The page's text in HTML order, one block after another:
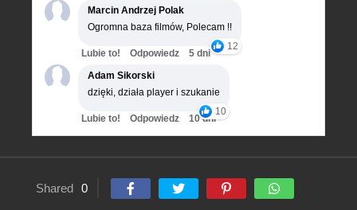
Marcin Andrzej Polak
Ogromna baza filmów, Polecam !!
12
Lubie to! Odpowiedz
5 dni
Adam Sikorski
dzięki, działa player i szukanie
10
Lubie to! Odpowiedz 10 dni
Shared 0